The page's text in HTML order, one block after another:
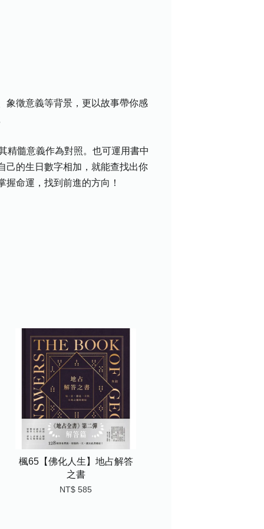
象徵意義等背景，更以故事帶你感
精髓意義作為對照。也可運用書中
己的生日數字相加，就能查找出你
命運，找到前進的方向！
楓65【佛化人生】地占解答
之書
NT$ 585